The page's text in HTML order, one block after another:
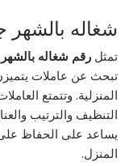
شغاله بالشهر
تمثلرقم شغاله
تبحث عن عاملات يتميزن
المنزلية. وتتمتع
التنظيف والترتيب
يساعد على الحفاظ
المنزل.